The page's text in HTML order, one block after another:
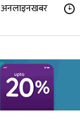
अनलाइनखबर